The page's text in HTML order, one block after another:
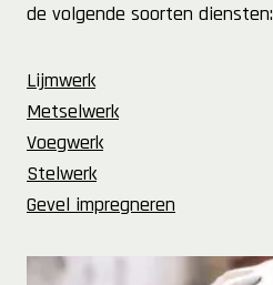
de volgende soorten diensten:
Lijmwerk
Metselwerk
Voegwerk
Stelwerk
Gevel impregneren